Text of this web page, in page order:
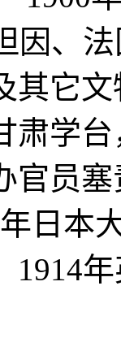
因、
其它
肃学
官员
日本
1914